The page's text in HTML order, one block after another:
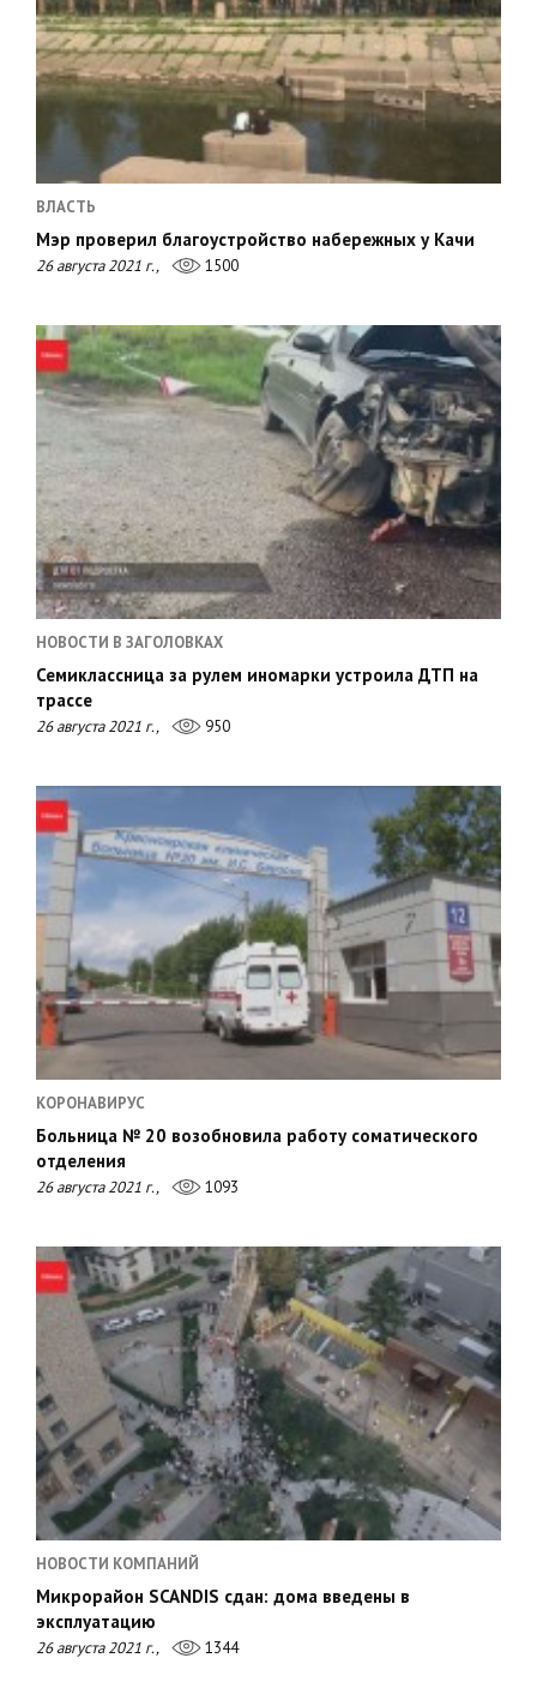
ВЛАСТЬ
Мэр проверил благоустройство набережных у Качи
26 августа 2021 г., 1500
НОВОСТИ В ЗАГОЛОВКАХ
Семиклассница за рулем иномарки устроила ДТП на
трассе
26 августа 2021 г., 950
КОРОНАВИРУС
Больница № 20 возобновила работу соматического
отделения
26 августа 2021 г., 1093
НОВОСТИ КОМПАНИЙ
Микрорайон SCANDIS сдан: дома введены в
эксплуатацию
26 августа 2021 г., 1344